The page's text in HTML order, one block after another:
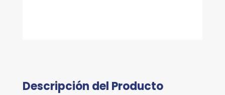
Descripción del Producto